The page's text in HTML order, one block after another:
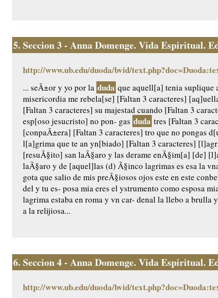
5. Seccion 3 - Anna Domenge. Vida Espiritual.
http://www.ub.edu/duoda/bvid/
... seÃ±or y yo por la duda que aquell[a] tenia suplique
misericordia me rebela[se] [Faltan 3 caracteres]
[Faltan 3 caracteres] su majestad cuando [Faltan 3
esp[oso jesucristo] no pon- gas duda tres [Faltan 3
[conpaÃ±era] [Faltan 3 caracteres] tro que no pongas
l[a]grima que te an yn[biado] [Faltan 3 caracteres]
[resuÃ§ito] san laÃ§aro y las derame enÃ§im[a] [de]
laÃ§aro y de [aquel]las (d) Ã§inco lagrimas es esa la
gota que salio de mis preÃ§iosos ojos este en este
del y tu es- posa mia eres el ystrumento como esposa
lagrima estaba en roma y vn car- denal la llebo a brulla
a la relijiosa...
6. Seccion 4 - Anna Domenge. Vida Espiritual.
http://www.ub.edu/duoda/bvid/